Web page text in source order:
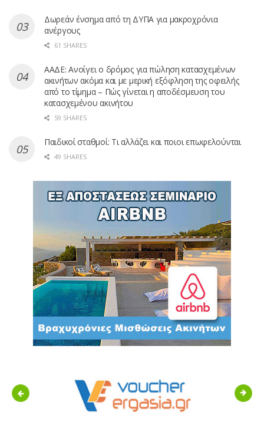
Δωρεάν ένσημα από τη ΔΥΠΑ για μακροχρόνια
ανέργους
61 SHARES
ΑΑΔΕ: Ανοίγει ο δρόμος για πώληση κατασχεμένων
ακινήτων ακόμα και με μερική εξόφληση της οφειλής
από το τίμημα – Πώς γίνεται η αποδέσμευση του
κατασχεμένου ακινήτου
59 SHARES
Παιδικοί σταθμοί: Τι αλλάζει και ποιοι επωφελούνται
49 SHARES
Previous Next